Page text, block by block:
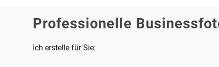
Professionelle
Ich erstelle für Sie: